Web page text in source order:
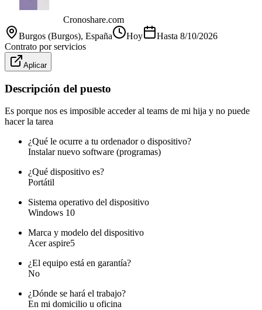
Cronoshare.com
Burgos (Burgos), España Hoy Hasta 8/10/2026
Contrato por servicios
Aplicar
Descripción del puesto
Es porque nos es imposible acceder al teams de mi hija y no puede
hacer la tarea
¿Qué le ocurre a tu ordenador o dispositivo?
Instalar nuevo software (programas)
¿Qué dispositivo es?
Portátil
Sistema operativo del dispositivo
Windows 10
Marca y modelo del dispositivo
Acer aspire5
¿El equipo está en garantía?
No
¿Dónde se hará el trabajo?
En mi domicilio u oficina